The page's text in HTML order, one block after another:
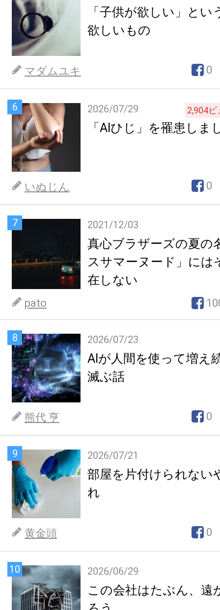
「子供が欲しい」とい
欲しいもの
マダムユキ 0
6 2026/07/29 2,904ビ
「AIひじ」を罹患しま
いぬじん 0
7 2021/12/03
真心ブラザーズの夏の
スサマーヌード」には
在しない
pato
8 2026/07/23
AIが人間を使って増え
滅ぶ話
熊代 亨 0
9 2026/07/21
部屋を片付けられない
れ
黄金頭 0
10 2026/06/29
この会社はたぶん、遠